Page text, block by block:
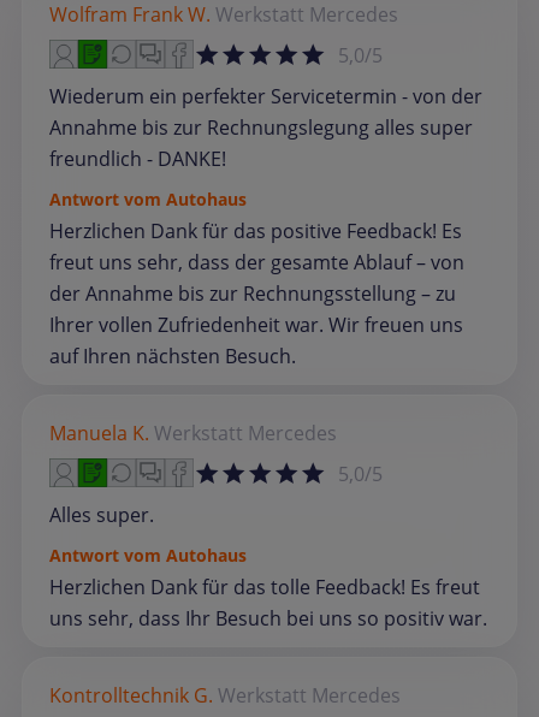
Wolfram Frank W. Werkstatt Mercedes
5,0/5
Wiederum ein perfekter Servicetermin - von der
Annahme bis zur Rechnungslegung alles super
freundlich - DANKE!
Antwort vom Autohaus
Herzlichen Dank für das positive Feedback! Es
freut uns sehr, dass der gesamte Ablauf – von
der Annahme bis zur Rechnungsstellung – zu
Ihrer vollen Zufriedenheit war. Wir freuen uns
auf Ihren nächsten Besuch.
Manuela K. Werkstatt Mercedes
5,0/5
Alles super.
Antwort vom Autohaus
Herzlichen Dank für das tolle Feedback! Es freut
uns sehr, dass Ihr Besuch bei uns so positiv war.
Kontrolltechnik G. Werkstatt Mercedes